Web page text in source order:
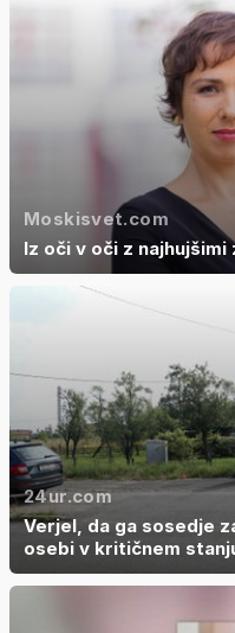
Moskisvet.com
Iz oči v oči z
24ur.com
Verjel, da ga sosedje
osebi v kritičnem